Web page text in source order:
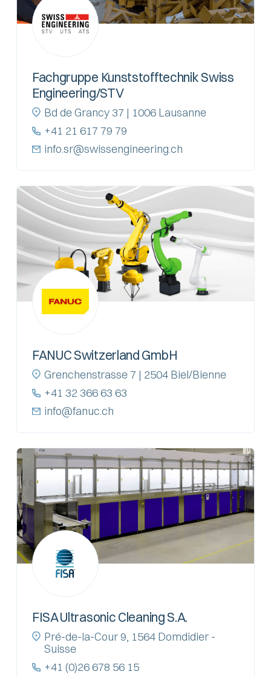
Fachgruppe Kunststofftechnik Swiss
Engineering/STV
Bd de Grancy 37 | 1006 Lausanne
+41 21 617 79 79
info.sr@swissengineering.ch
FANUC Switzerland GmbH
Grenchenstrasse 7 | 2504 Biel/Bienne
+41 32 366 63 63
info@fanuc.ch
FISA Ultrasonic Cleaning S.A.
Pré-de-la-Cour 9, 1564 Domdidier -
Suisse
+41 (0)26 678 56 15